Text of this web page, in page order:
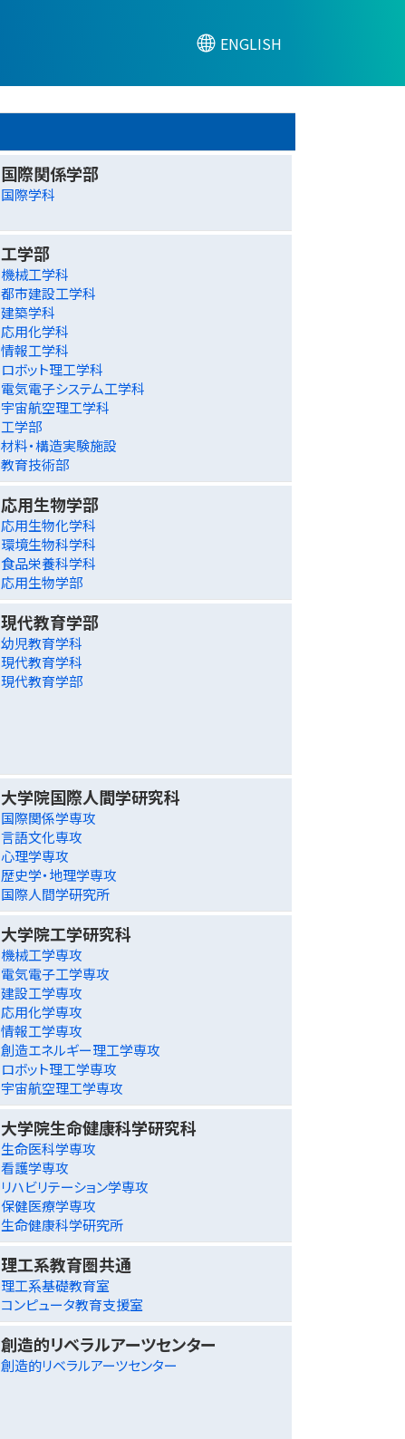
ENGLISH
国際関係学部
国際学科
工学部
機械工学科
都市建設工学科
建築学科
応用化学科
情報工学科
ロボット理工学科
電気電子システム工学科
宇宙航空理工学科
工学部
材料・構造実験施設
教育技術部
応用生物学部
応用生物化学科
環境生物科学科
食品栄養科学科
応用生物学部
現代教育学部
幼児教育学科
現代教育学科
現代教育学部
大学院国際人間学研究科
国際関係学専攻
言語文化専攻
心理学専攻
歴史学・地理学専攻
国際人間学研究所
大学院工学研究科
機械工学専攻
電気電子工学専攻
建設工学専攻
応用化学専攻
情報工学専攻
創造エネルギー理工学専攻
ロボット理工学専攻
宇宙航空理工学専攻
大学院生命健康科学研究科
生命医科学専攻
看護学専攻
リハビリテーション学専攻
保健医療学専攻
生命健康科学研究所
理工系教育圏共通
理工系基礎教育室
コンピュータ教育支援室
創造的リベラルアーツセンター
創造的リベラルアーツセンター